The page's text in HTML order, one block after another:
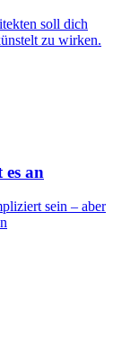
soll dich
zu wirken.
an
sein – aber